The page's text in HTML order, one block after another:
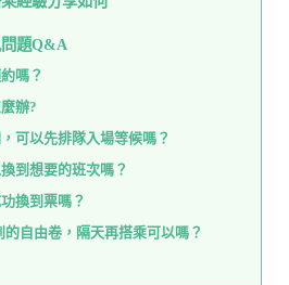
題Q&A
嗎？
辦?
可以先排隊入場等候嗎？
到想要的班次嗎？
換到票嗎？
的自由卷，隔天再搭乘可以嗎？